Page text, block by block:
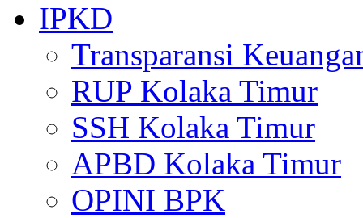
IPKD
Transparansi
RUP Kolaka Timur
SSH Kolaka Timur
APBD Kolaka Timur
OPINI BPK